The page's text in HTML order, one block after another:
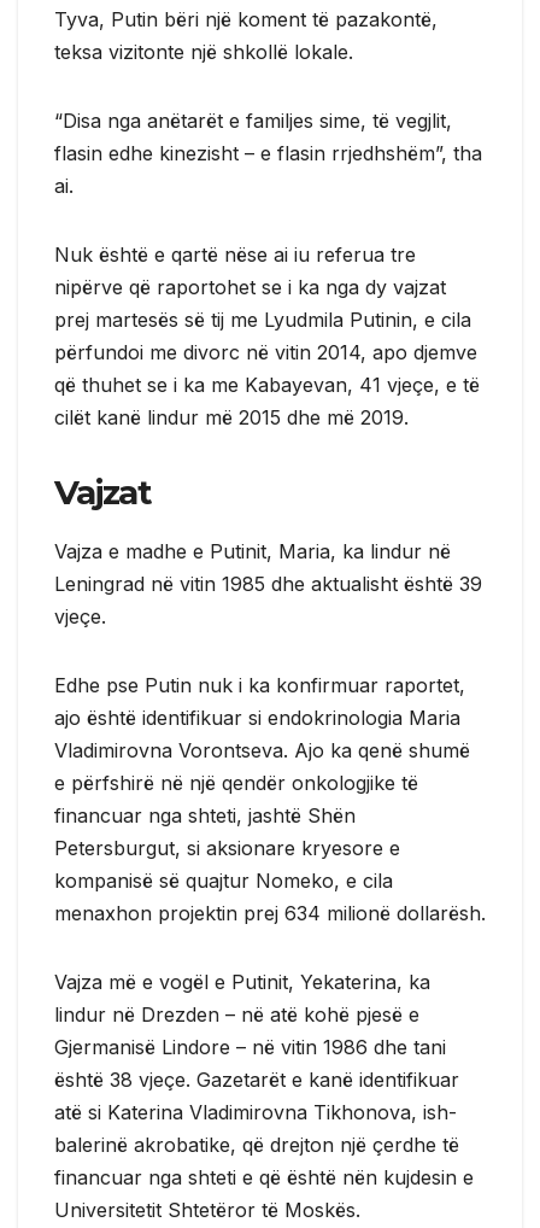
Tyva, Putin bëri një koment të pazakontë,
teksa vizitonte një shkollë lokale.
“Disa nga anëtarët e familjes sime, të vegjlit,
flasin edhe kinezisht – e flasin rrjedhshëm”, tha
ai.
Nuk është e qartë nëse ai iu referua tre
nipërve që raportohet se i ka nga dy vajzat
prej martesës së tij me Lyudmila Putinin, e cila
përfundoi me divorc në vitin 2014, apo djemve
që thuhet se i ka me Kabayevan, 41 vjeçe, e të
cilët kanë lindur më 2015 dhe më 2019.
Vajzat
Vajza e madhe e Putinit, Maria, ka lindur në
Leningrad në vitin 1985 dhe aktualisht është 39
vjeçe.
Edhe pse Putin nuk i ka konfirmuar raportet,
ajo është identifikuar si endokrinologia Maria
Vladimirovna Vorontseva. Ajo ka qenë shumë
e përfshirë në një qendër onkologjike të
financuar nga shteti, jashtë Shën
Petersburgut, si aksionare kryesore e
kompanisë së quajtur Nomeko, e cila
menaxhon projektin prej 634 milionë dollarësh.
Vajza më e vogël e Putinit, Yekaterina, ka
lindur në Drezden – në atë kohë pjesë e
Gjermanisë Lindore – në vitin 1986 dhe tani
është 38 vjeçe. Gazetarët e kanë identifikuar
atë si Katerina Vladimirovna Tikhonova, ish-
balerinë akrobatike, që drejton një çerdhe të
financuar nga shteti e që është nën kujdesin e
Universitetit Shtetëror të Moskës.